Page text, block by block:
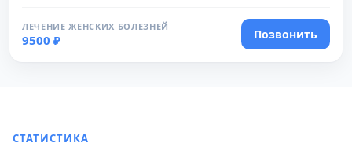
ЛЕЧЕНИЕ ЖЕНСКИХ БОЛЕЗНЕЙ
9500 ₽ Позвонить
СТАТИСТИКА